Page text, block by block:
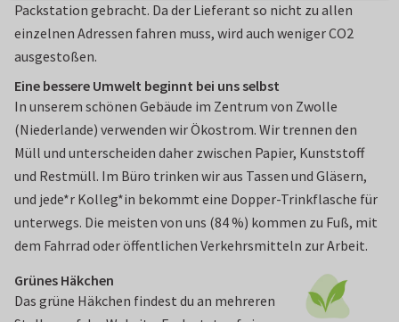
Packstation gebracht. Da der Lieferant so nicht zu allen
einzelnen Adressen fahren muss, wird auch weniger CO2
ausgestoßen.
Eine bessere Umwelt beginnt bei uns selbst
In unserem schönen Gebäude im Zentrum von Zwolle
(Niederlande) verwenden wir Ökostrom. Wir trennen den
Müll und unterscheiden daher zwischen Papier, Kunststoff
und Restmüll. Im Büro trinken wir aus Tassen und Gläsern,
und jede*r Kolleg*in bekommt eine Dopper-Trinkflasche für
unterwegs. Die meisten von uns (84 %) kommen zu Fuß, mit
dem Fahrrad oder öffentlichen Verkehrsmitteln zur Arbeit.
Grünes Häkchen
Das grüne Häkchen findest du an mehreren